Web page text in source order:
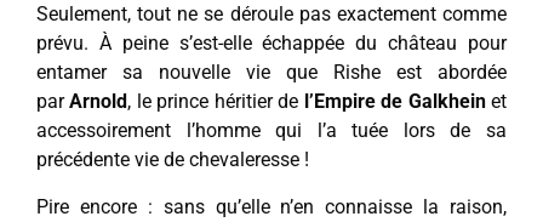
Seulement, tout ne se déroule pas exactement comme
prévu. À peine s’est-elle échappée du château pour
entamer sa nouvelle vie que Rishe est abordée
parArnold, le prince héritier de l’Empire de Galkheinet
accessoirement l’homme qui l’a tuée lors de sa
précédente vie de chevaleresse !
Pire encore : sans qu’elle n’en connaisse la raison,